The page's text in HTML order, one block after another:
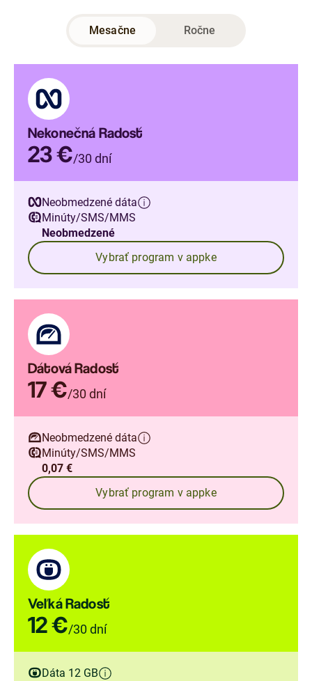
Mesačne Ročne
Nekonečná Radosť
23 €/30 dní
Neobmedzené dáta
Minúty/SMS/MMS
Neobmedzené
Vybrať program v appke
Dátová Radosť
17 €/30 dní
Neobmedzené dáta
Minúty/SMS/MMS
0,07 €
Vybrať program v appke
Veľká Radosť
12 €/30 dní
Dáta 12 GB